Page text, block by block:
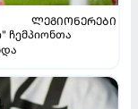
ᲚᲔᲒᲘᲝᲜᲔᲠᲔᲑᲘ
ჩემპიონთა